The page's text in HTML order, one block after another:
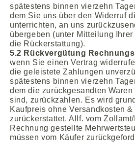
spätestens binnen vierzehn
dem Sie uns über den Widerruf
unterrichten, an uns
übergeben (unter Mitteilung
die Rückerstattung).
5.2 Rückvergütung
wenn Sie einen Vertrag
die geleistete Zahlungen
spätestens binnen vierzehn
dem die zurückgesandten
sind, zurückzahlen. Es wird
Kaufpreis ohne Versandkosten
zurückerstattet. Allf. vom
Rechnung gestellte
müssen vom Käufer